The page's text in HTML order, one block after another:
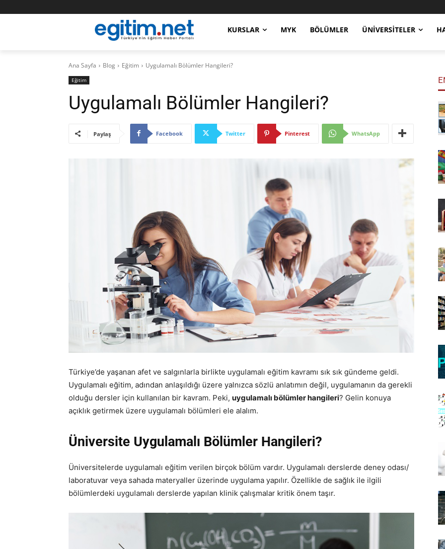
KURSLAR MYK BÖLÜMLER ÜNIVERSITELER
Ana Sayfa Blog Eğitim Uygulamalı Bölümler Hangileri?
Eğitim
Uygulamalı Bölümler Hangileri?
Paylaş Facebook Twitter Pinterest WhatsApp
Türkiye’de yaşanan afet ve salgınlarla birlikte uygulamalı eğitim kavramı sık sık gündeme geldi.
Uygulamalı eğitim, adından anlaşıldığı üzere yalnızca sözlü anlatımın değil, uygulamanın da gerekli
olduğu dersler için kullanılan bir kavram. Peki, uygulamalı bölümler hangileri? Gelin konuya
açıklık getirmek üzere uygulamalı bölümleri ele alalım.
Üniversite Uygulamalı Bölümler Hangileri?
Üniversitelerde uygulamalı eğitim verilen birçok bölüm vardır. Uygulamalı derslerde deney odası/
laboratuvar veya sahada materyaller üzerinde uygulama yapılır. Özellikle de sağlık ile ilgili
bölümlerdeki uygulamalı derslerde yapılan klinik çalışmalar kritik önem taşır.